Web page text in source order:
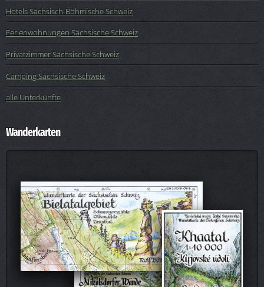
Hotels Sächsisch-Böhmische Schweiz
Ferienwohnungen Sächsische Schweiz
Privatzimmer Sächsische Schweiz
Camping Sächsische Schweiz
alle Unterkünfte
Wanderkarten